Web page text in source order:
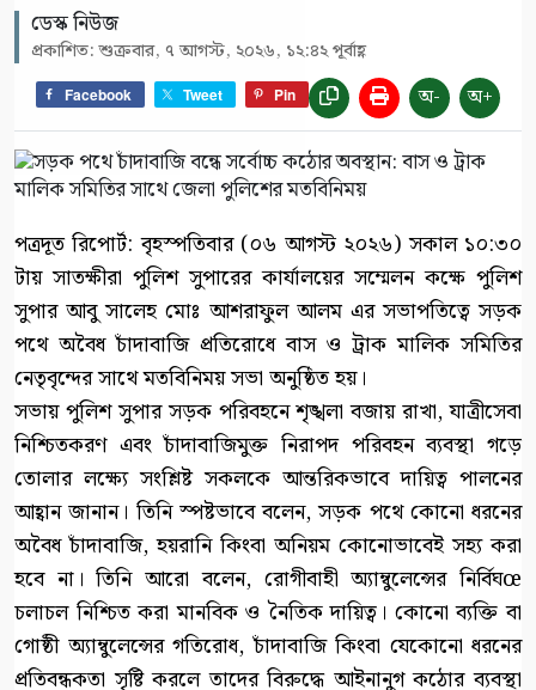
ডেস্ক নিউজ
প্রকাশিত: শুক্রবার, ৭ আগস্ট, ২০২৬, ১২:৪২ পূর্বাহ্ণ
Facebook Tweet Pin অ- অ+
পত্রদূত রিপোর্ট: বৃহস্পতিবার (০৬ আগস্ট ২০২৬) সকাল ১০:৩০
টায় সাতক্ষীরা পুলিশ সুপারের কার্যালয়ের সম্মেলন কক্ষে পুলিশ
সুপার আবু সালেহ মোঃ আশরাফুল আলম এর সভাপতিত্বে সড়ক
পথে অবৈধ চাঁদাবাজি প্রতিরোধে বাস ও ট্রাক মালিক সমিতির
নেতৃবৃন্দের সাথে মতবিনিময় সভা অনুষ্ঠিত হয়।
সভায় পুলিশ সুপার সড়ক পরিবহনে শৃঙ্খলা বজায় রাখা, যাত্রীসেবা
নিশ্চিতকরণ এবং চাঁদাবাজিমুক্ত নিরাপদ পরিবহন ব্যবস্থা গড়ে
তোলার লক্ষ্যে সংশ্লিষ্ট সকলকে আন্তরিকভাবে দায়িত্ব পালনের
আহ্বান জানান। তিনি স্পষ্টভাবে বলেন, সড়ক পথে কোনো ধরনের
অবৈধ চাঁদাবাজি, হয়রানি কিংবা অনিয়ম কোনোভাবেই সহ্য করা
হবে না। তিনি আরো বলেন, রোগীবাহী অ্যাম্বুলেন্সের নির্বিঘœ
চলাচল নিশ্চিত করা মানবিক ও নৈতিক দায়িত্ব। কোনো ব্যক্তি বা
গোষ্ঠী অ্যাম্বুলেন্সের গতিরোধ, চাঁদাবাজি কিংবা যেকোনো ধরনের
প্রতিবন্ধকতা সৃষ্টি করলে তাদের বিরুদ্ধে আইনানুগ কঠোর ব্যবস্থা